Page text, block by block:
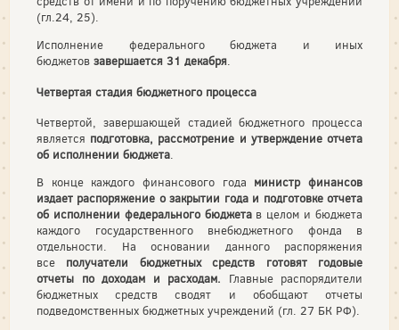
(гл.24, 25).
Исполнение федерального бюджета и иных
бюджетов завершается 31 декабря.
Четвертая стадия бюджетного процесса
Четвертой, завершающей стадией бюджетного процесса
является подготовка, рассмотрение и утверждение отчета
об исполнении бюджета.
В конце каждого финансового года министр финансов
издает распоряжение о закрытии года и подготовке отчета
об исполнении федерального бюджетав целом и бюджета
каждого государственного внебюджетного фонда в
отдельности. На основании данного распоряжения
все получатели бюджетных средств готовят годовые
отчеты по доходам и расходам. Главные распорядители
бюджетных средств сводят и обобщают отчеты
подведомственных бюджетных учреждений (гл. 27 БК РФ).